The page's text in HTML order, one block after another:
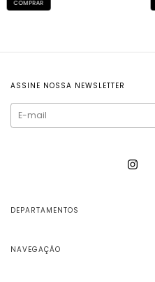
ASSINE NOSSA NEWSLETTER
DEPARTAMENTOS
NAVEGAÇÃO